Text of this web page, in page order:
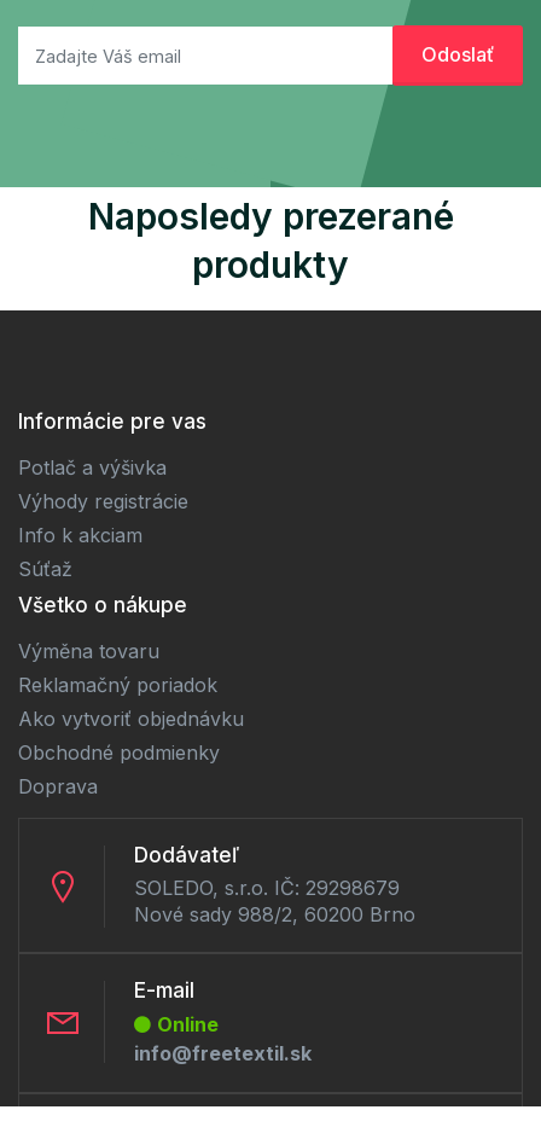
Naposledy prezerané
produkty
Informácie pre vas
Potlač a výšivka
Výhody registrácie
Info k akciam
Súťaž
Všetko o nákupe
Výměna tovaru
Reklamačný poriadok
Ako vytvoriť objednávku
Obchodné podmienky
Doprava
Dodávateľ
SOLEDO, s.r.o. IČ: 29298679
Nové sady 988/2, 60200 Brno
E-mail
Online
info@freetextil.sk